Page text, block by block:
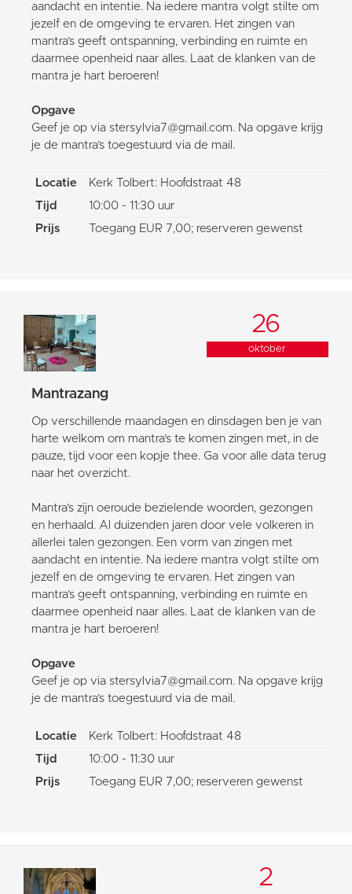
aandacht en intentie. Na iedere mantra volgt stilte om
jezelf en de omgeving te ervaren. Het zingen van
mantra’s geeft ontspanning, verbinding en ruimte en
daarmee openheid naar alles. Laat de klanken van de
mantra je hart beroeren!
Opgave
Geef je op via stersylvia7@gmail.com. Na opgave krijg
je de mantra’s toegestuurd via de mail.
Locatie
Kerk Tolbert: Hoofdstraat 48
Tijd
10:00 - 11:30 uur
Prijs
Toegang EUR 7,00; reserveren gewenst
26
oktober
Mantrazang
Op verschillende maandagen en dinsdagen ben je van
harte welkom om mantra’s te komen zingen met, in de
pauze, tijd voor een kopje thee. Ga voor alle data terug
naar het overzicht.
Mantra’s zijn oeroude bezielende woorden, gezongen
en herhaald. Al duizenden jaren door vele volkeren in
allerlei talen gezongen. Een vorm van zingen met
aandacht en intentie. Na iedere mantra volgt stilte om
jezelf en de omgeving te ervaren. Het zingen van
mantra’s geeft ontspanning, verbinding en ruimte en
daarmee openheid naar alles. Laat de klanken van de
mantra je hart beroeren!
Opgave
Geef je op via stersylvia7@gmail.com. Na opgave krijg
je de mantra’s toegestuurd via de mail.
Locatie
Kerk Tolbert: Hoofdstraat 48
Tijd
10:00 - 11:30 uur
Prijs
Toegang EUR 7,00; reserveren gewenst
2